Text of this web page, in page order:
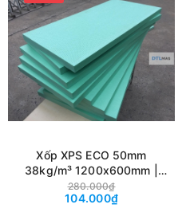
Xốp XPS ECO 50mm
38kg/m³ 1200x600mm |
Tấm Cách Nhiệt Chống
Nóng, Tôn Nền & Bảo Vệ
280.000₫
104.000₫